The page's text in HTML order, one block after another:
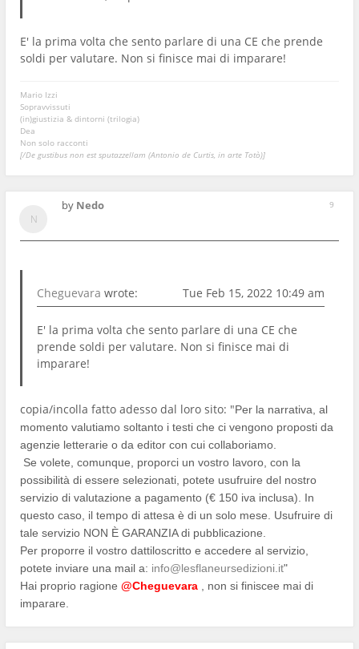
E' la prima volta che sento parlare di una CE che prende
soldi per valutare. Non si finisce mai di imparare!
Mario Izzi
Sopravvissuti
(in)giustizia & dintorni (trilogia)
Dea
Non solo racconti
[/De gustibus non est sputazzellam (Antonio de Curtis, in arte Totò)]
9
by Nedo
Cheguevara wrote: Tue Feb 15, 2022 10:49 am
E' la prima volta che sento parlare di una CE che
prende soldi per valutare. Non si finisce mai di
imparare!
copia/incolla fatto adesso dal loro sito: " Per la narrativa, al
momento valutiamo soltanto i testi che ci vengono proposti da
agenzie letterarie o da editor con cui collaboriamo.
Se volete, comunque, proporci un vostro lavoro, con la
possibilità di essere selezionati, potete usufruire del nostro
servizio di valutazione a pagamento (€ 150 iva inclusa). In
questo caso, il tempo di attesa è di un solo mese. Usufruire di
tale servizio NON È GARANZIA di pubblicazione.
Per proporre il vostro dattiloscritto e accedere al servizio,
potete inviare una mail a: info@lesflaneursedizioni.it"
Hai proprio ragione @Cheguevara , non si finiscee mai di
imparare.